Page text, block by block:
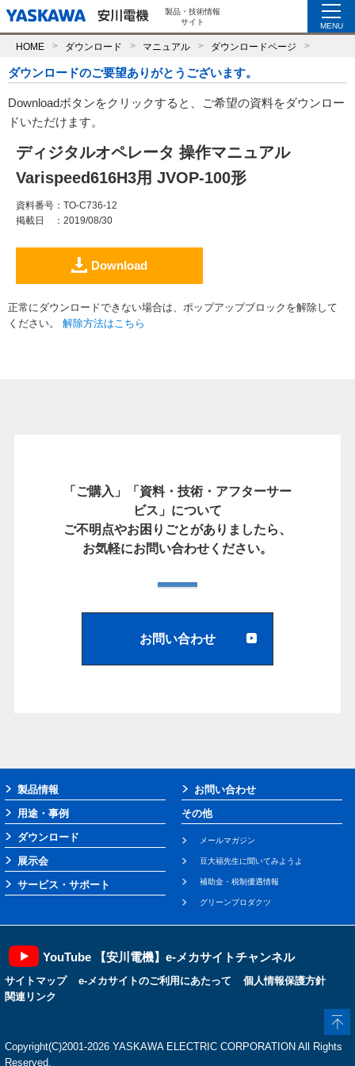
製品・技術情報
サイト
MENU
HOME ダウンロード マニュアル ダウンロードページ
ダウンロードのご要望ありがとうございます。
Downloadボタンをクリックすると、ご希望の資料をダウンロー
ドいただけます。
ディジタルオペレータ 操作マニュアル
Varispeed616H3用 JVOP-100形
資料番号 ：TO-C736-12
掲載日
：2019/08/30
Download
正常にダウンロードできない場合は、ポップアップブロックを解除して
ください。 解除方法はこちら
「ご購入」「資料・技術・アフターサー
ビス」について
ご不明点やお困りごとがありましたら、
お気軽にお問い合わせください。
お問い合わせ
製品情報
用途・事例
ダウンロード
展示会
サービス・サポート
お問い合わせ
その他
メールマガジン
豆大福先生に聞いてみようよ
補助金・税制優遇情報
グリーンプロダクツ
YouTube 【安川電機】e-メカサイトチャンネル
サイトマップ e-メカサイトのご利用にあたって
個人情報保護方針
関連リンク
Copyright(C)2001‐2026 YASKAWA ELECTRIC CORPORATION All Rights
Reserved.